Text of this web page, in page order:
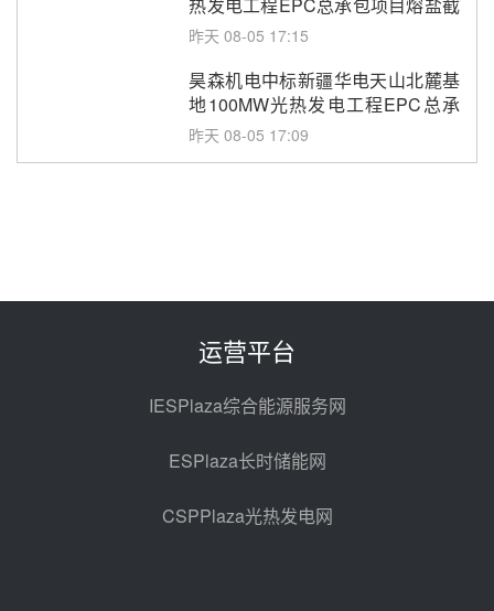
止阀、熔盐三偏心蝶阀采购
昨天 08-05 17:15
昊森机电中标新疆华电天山北麓基
地100MW光热发电工程EPC总承
包项目熔盐介质超声波流量计采购
昨天 08-05 17:09
电机组灵活性改造项目三元液态盐
2026-2029年熔盐介质框架协议
中能建华中试研院中标重能新疆
100MW光热项目机组调试及性能
试验
昨天 08-05 10:41
运营平台
IESPlaza综合能源服务网
ESPlaza长时储能网
CSPPlaza光热发电网